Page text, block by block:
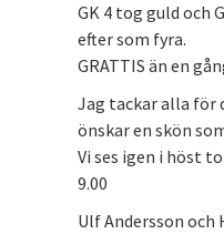
GK 4 tog guld och
efter som fyra.
GRATTIS än en
Jag tackar alla för
önskar en skön
Vi ses igen i höst
9.00
Ulf Andersson och